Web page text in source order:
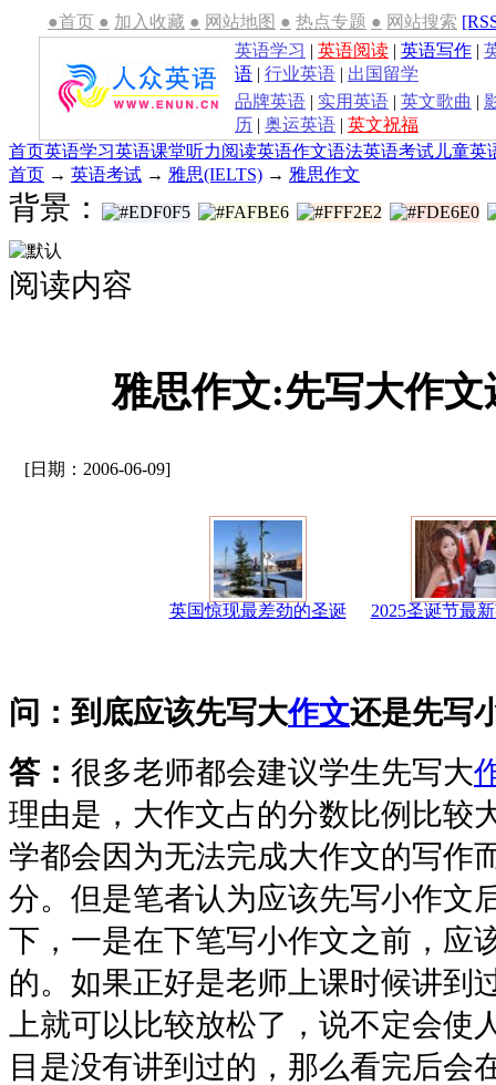
●首页 ● 加入收藏 ● 网站地图 ● 热点专题 ● 网站搜索
英语学习 | 英语阅读 | 英语写作 |
语 | 行业英语 | 出国留学
品牌英语 | 实用英语 | 英文歌曲 |
历 | 奥运英语 | 英文祝福
首页英语学习英语课堂听力阅读英语作文语法英语考试 儿童英
首页 → 英语考试 → 雅思(IELTS) → 雅思作文
背景：
阅读内容
雅思作文:先写大作文
[日期：2006-06-09]
英国惊现最差劲的圣诞 2025圣诞节最
问：到底应该先写大作文还是先写
答： 很多老师都会建议学生先写大
理由是，大作文占的分数比例比较
学都会因为无法完成大作文的写作
分。但是笔者认为应该先写小作文
下，一是在下笔写小作文之前，应
的。如果正好是老师上课时候讲到
上就可以比较放松了，说不定会使
目是没有讲到过的，那么看完后会